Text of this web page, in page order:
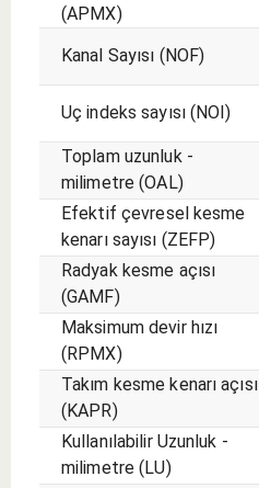
(APMX)
Kanal Sayısı (NOF)
Uç indeks sayısı (NOI)
Toplam uzunluk -
milimetre (OAL)
Efektif çevresel kesme
kenarı sayısı (ZEFP)
Radyak kesme açısı
(GAMF)
Maksimum devir hızı
(RPMX)
Takım kesme kenarı açısı
(KAPR)
Kullanılabilir Uzunluk -
milimetre (LU)